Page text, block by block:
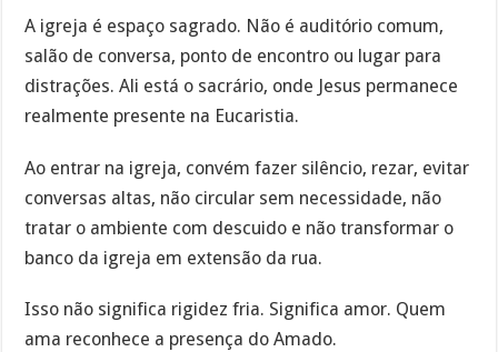
A igreja é espaço sagrado. Não é auditório comum,
salão de conversa, ponto de encontro ou lugar para
distrações. Ali está o sacrário, onde Jesus permanece
realmente presente na Eucaristia.
Ao entrar na igreja, convém fazer silêncio, rezar, evitar
conversas altas, não circular sem necessidade, não
tratar o ambiente com descuido e não transformar o
banco da igreja em extensão da rua.
Isso não significa rigidez fria. Significa amor. Quem
ama reconhece a presença do Amado.